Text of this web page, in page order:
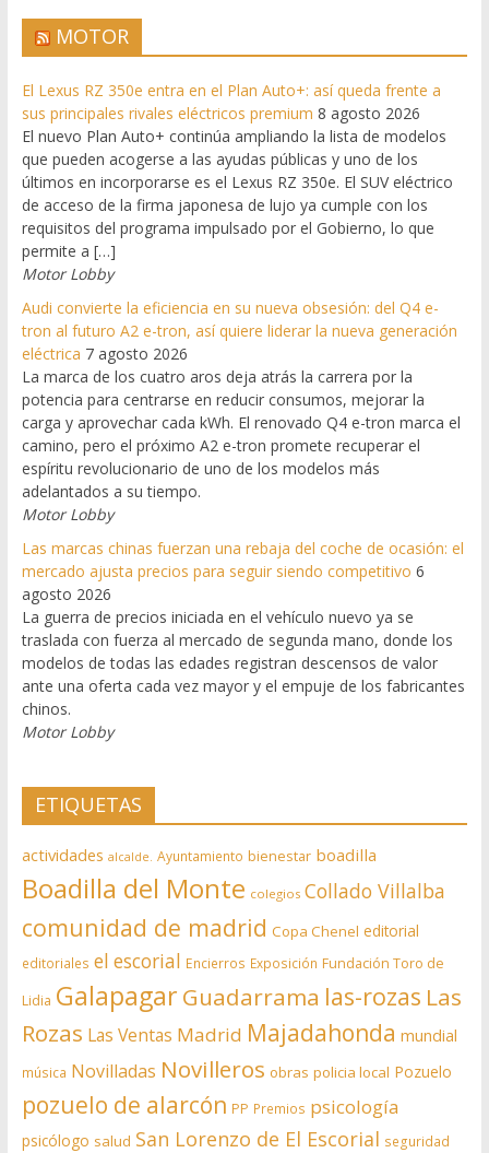
MOTOR
El Lexus RZ 350e entra en el Plan Auto+: así queda frente a
sus principales rivales eléctricos premium 8 agosto 2026
El nuevo Plan Auto+ continúa ampliando la lista de modelos
que pueden acogerse a las ayudas públicas y uno de los
últimos en incorporarse es el Lexus RZ 350e. El SUV eléctrico
de acceso de la firma japonesa de lujo ya cumple con los
requisitos del programa impulsado por el Gobierno, lo que
permite a […]
Motor Lobby
Audi convierte la eficiencia en su nueva obsesión: del Q4 e-
tron al futuro A2 e-tron, así quiere liderar la nueva generación
eléctrica 7 agosto 2026
La marca de los cuatro aros deja atrás la carrera por la
potencia para centrarse en reducir consumos, mejorar la
carga y aprovechar cada kWh. El renovado Q4 e-tron marca el
camino, pero el próximo A2 e-tron promete recuperar el
espíritu revolucionario de uno de los modelos más
adelantados a su tiempo.
Motor Lobby
Las marcas chinas fuerzan una rebaja del coche de ocasión: el
mercado ajusta precios para seguir siendo competitivo 6
agosto 2026
La guerra de precios iniciada en el vehículo nuevo ya se
traslada con fuerza al mercado de segunda mano, donde los
modelos de todas las edades registran descensos de valor
ante una oferta cada vez mayor y el empuje de los fabricantes
chinos.
Motor Lobby
ETIQUETAS
actividades alcalde. Ayuntamiento bienestar boadilla
Boadilla del Monte colegios Collado Villalba
comunidad de madrid Copa Chenel editorial
editoriales el escorial Encierros Exposición Fundación Toro de
Lidia Galapagar Guadarrama las-rozas Las
Rozas Las Ventas Madrid Majadahonda mundial
música Novilladas Novilleros obras policia local Pozuelo
pozuelo de alarcón PP Premios psicología
psicólogo salud San Lorenzo de El Escorial seguridad